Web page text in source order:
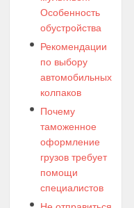
Особенность
обустройства
Рекомендации
по выбору
автомобильных
колпаков
Почему
таможенное
оформление
грузов требует
помощи
специалистов